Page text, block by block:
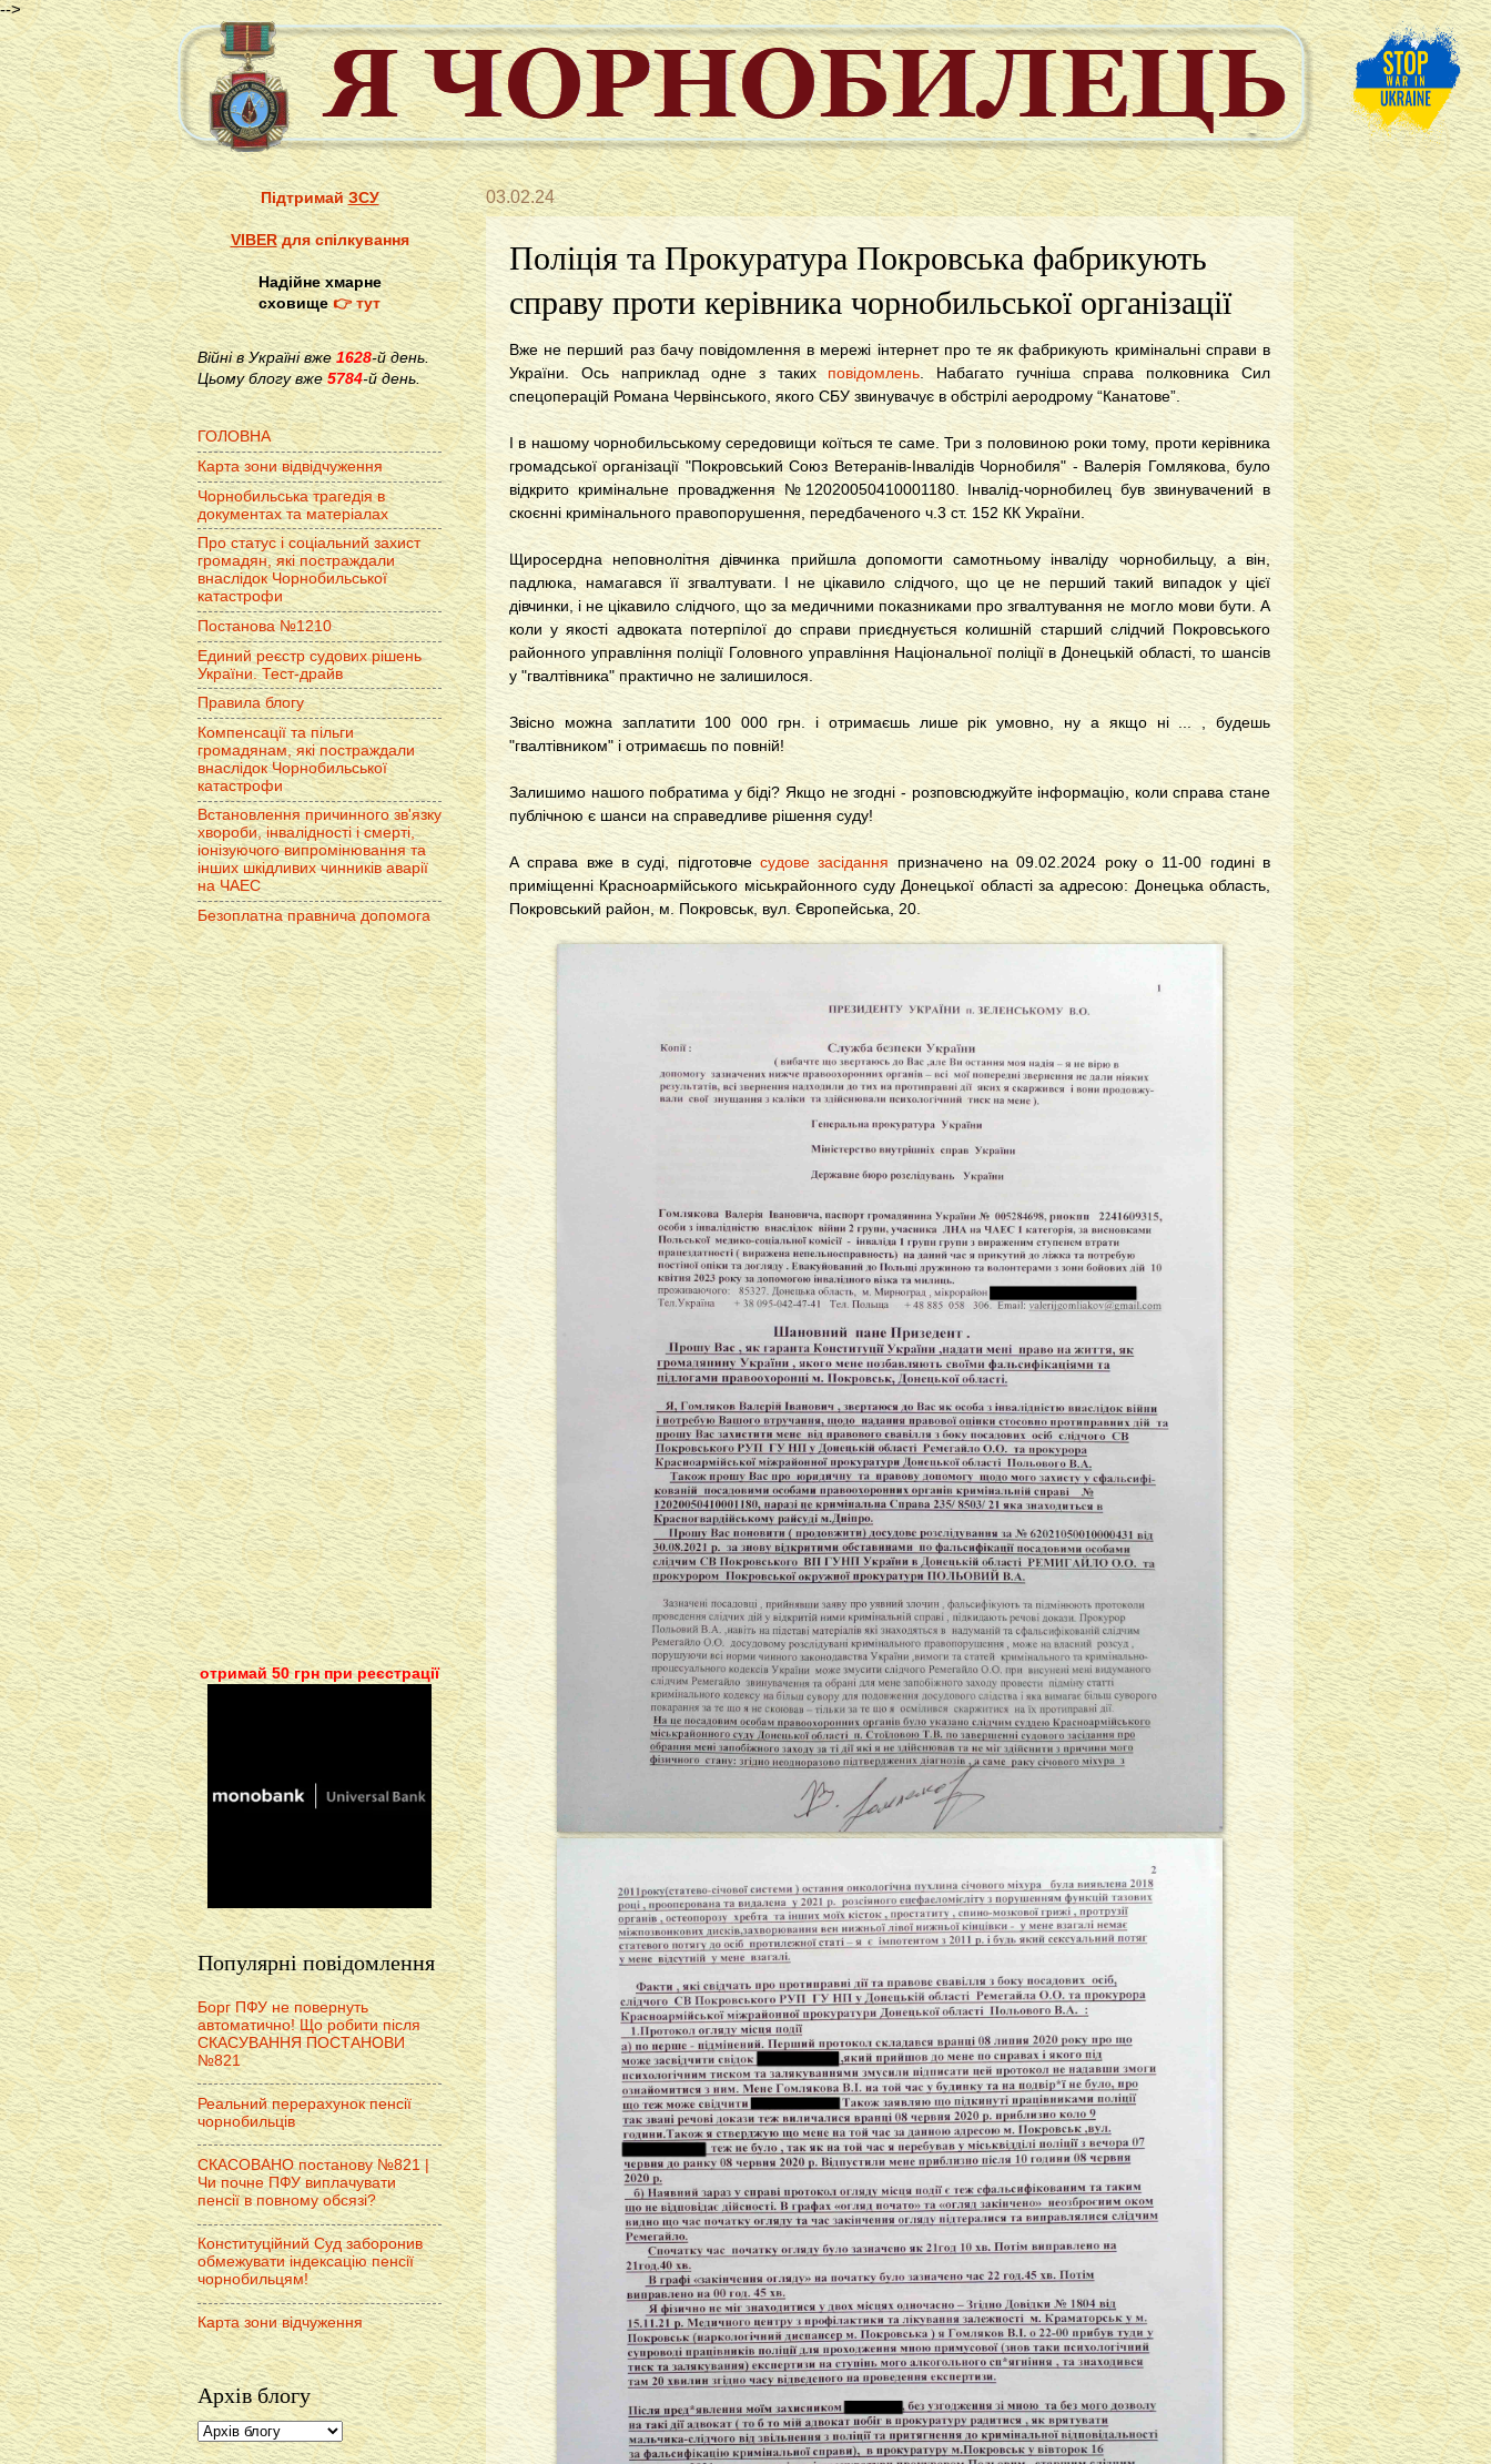
-->
03.02.24
Поліція та Прокуратура Покровська фабрикують
справу проти керівника чорнобильської організації
Вже не перший раз бачу повідомлення в мережі інтернет про те як фабрикують кримінальні справи в
України. Ось наприклад одне з таких повідомлень. Набагато гучніша справа полковника Сил
спецоперацій Романа Червінського, якого СБУ звинувачує в обстрілі аеродрому “Канатове”.
І в нашому чорнобильському середовищи коїться те саме. Три з половиною роки тому, проти керівника
громадської організації "Покровський Союз Ветеранів-Інвалідів Чорнобиля" - Валерія Гомлякова, було
відкрито кримінальне провадження №12020050410001180. Інвалід-чорнобилец був звинувачений в
скоєнні кримінального правопорушення, передбаченого ч.3 ст. 152 КК України.
Щиросердна неповнолітня дівчинка прийшла допомогти самотньому інваліду чорнобильцу, а він,
падлюка, намагався її згвалтувати. І не цікавило слідчого, що це не перший такий випадок у цієї
дівчинки, і не цікавило слідчого, що за медичними показниками про згвалтування не могло мови бути. А
коли у якості адвоката потерпілої до справи приєднується колишній старший слідчий Покровського
районного управління поліції Головного управління Національної поліції в Донецькій області, то шансів
у "гвалтівника" практично не залишилося.
Звісно можна заплатити 100 000 грн. і отримаєшь лише рік умовно, ну а якщо ні ... , будешь
"гвалтівником" і отримаєшь по повній!
Залишимо нашого побратима у біді? Якщо не згодні - розповсюджуйте інформацію, коли справа стане
публічною є шанси на справедливе рішення суду!
А справа вже в суді, підготовче судове засідання призначено на 09.02.2024 року о 11-00 годині в
приміщенні Красноармійського міськрайонного суду Донецької області за адресою: Донецька область,
Покровський район, м. Покровськ, вул. Європейська, 20.
ПідтримайЗСУ
VIBERдля спілкування
Надійне хмарне
сховище👉 тут
Війні в Україні вже1628-й день.
Цьому блогу вже 5784-й день.
ГОЛОВНА
Карта зони відвідчуження
Чорнобильська трагедія в
документах та матеріалах
Про статус і соціальний захист
громадян, які постраждали
внаслідок Чорнобильської
катастрофи
Постанова №1210
Единий реєстр судових рішень
України. Тест-драйв
Правила блогу
Компенсації та пільги
громадянам, які постраждали
внаслідок Чорнобильської
катастрофи
Встановлення причинного зв'язку
хвороби, інвалідності і смерті,
іонізуючого випромінювання та
інших шкідливих чинників аварії
на ЧАЕС
Безоплатна правнича допомога
отримай 50 грн при реєстрації
Популярні повідомлення
Борг ПФУ не повернуть
автоматично! Що робити після
СКАСУВАННЯ ПОСТАНОВИ
№821
Реальний перерахунок пенсії
чорнобильців
СКАСОВАНО постанову №821 |
Чи почне ПФУ виплачувати
пенсії в повному обсязі?
Конституційний Суд заборонив
обмежувати індексацію пенсії
чорнобильцям!
Карта зони відчуження
Архів блогу